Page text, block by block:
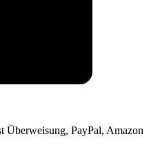
Überweisung, PayPal, Amazon